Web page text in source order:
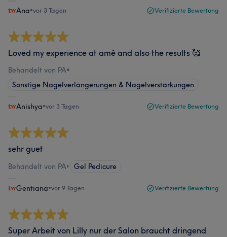
Ana•vor 3 Tagen Verifizierte Bewertung
Loved my experience at amé and also the results 🥰
Behandelt von PA•
Sonstige Nagelverlängerungen & Nagelverstärkungen
Anishya•vor 3 Tagen Verifizierte Bewertung
sehr guet
Behandelt von PA• Gel Pedicure
Gentiana•vor 9 Tagen Verifizierte Bewertung
Super Arbeit von Lilly nur der Salon braucht dringend